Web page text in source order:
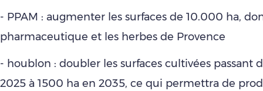
- PPAM : augmenter les surfaces de 10.000 ha,
pharmaceutique et les herbes de Provence
- houblon : doubler les surfaces cultivées passant
2025 à 1500 ha en 2035, ce qui permettra de